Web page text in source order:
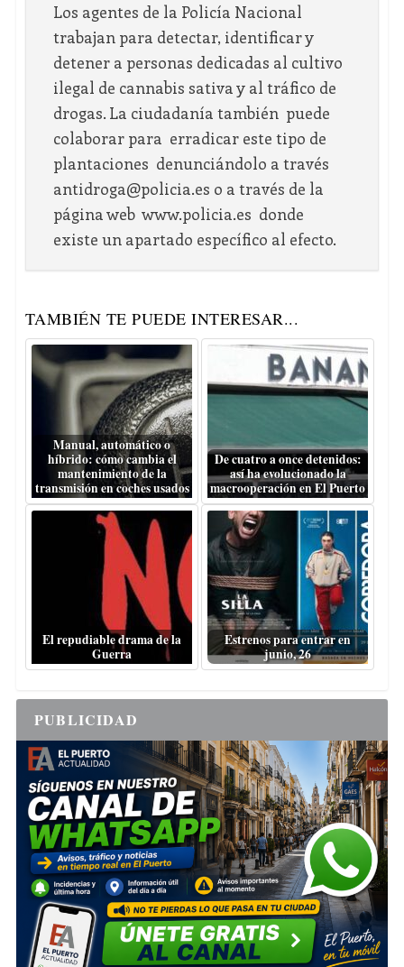
Los agentes de la Policía Nacional
trabajan para detectar, identificar y
detener a personas dedicadas al cultivo
ilegal de cannabis sativa y al tráfico de
drogas. La ciudadanía también puede
colaborar para erradicar este tipo de
plantaciones denunciándolo a través
antidroga@policia.es o a través de la
página web www.policia.es donde
existe un apartado específico al efecto.
TAMBIÉN TE PUEDE INTERESAR...
Manual, automático o
híbrido: cómo cambia el
mantenimiento de la
transmisión en coches usados
De cuatro a once detenidos:
así ha evolucionado la
macrooperación en El Puerto
El repudiable drama de la
Guerra
Estrenos para entrar en
junio, 26
PUBLICIDAD